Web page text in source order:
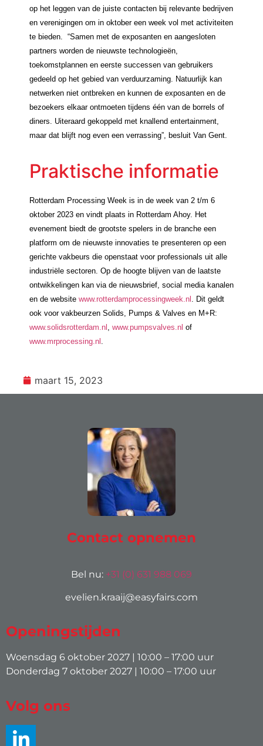
op het leggen van de juiste contacten bij relevante bedrijven
en verenigingen om in oktober een week vol met activiteiten
te bieden. “Samen met de exposanten en aangesloten
partners worden de nieuwste technologieën,
toekomstplannen en eerste successen van gebruikers
gedeeld op het gebied van verduurzaming. Natuurlijk kan
netwerken niet ontbreken en kunnen de exposanten en de
bezoekers elkaar ontmoeten tijdens één van de borrels of
diners. Uiteraard gekoppeld met knallend entertainment,
maar dat blijft nog even een verrassing”, besluit Van Gent.
Praktische informatie
Rotterdam Processing Week is in de week van 2 t/m 6
oktober 2023 en vindt plaats in Rotterdam Ahoy. Het
evenement biedt de grootste spelers in de branche een
platform om de nieuwste innovaties te presenteren op een
gerichte vakbeurs die openstaat voor professionals uit alle
industriële sectoren. Op de hoogte blijven van de laatste
ontwikkelingen kan via de nieuwsbrief, social media kanalen
en de website www.rotterdamprocessingweek.nl . Dit geldt
ook voor vakbeurzen Solids, Pumps & Valves en M+R:
www.solidsrotterdam.nl www.pumpsvalves.nl of
www.mrprocessing.nl
maart 15, 2023
Contact opnemen
Bel nu: +31 (0) 631 988 069
evelien.kraaij@easyfairs.com
Openingstijden
Woensdag 6 oktober 2027 | 10:00 – 17:00 uur
Donderdag 7 oktober 2027 | 10:00 – 17:00 uur
Volg ons